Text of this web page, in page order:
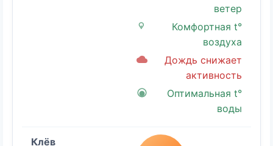
ветер
Комфортная t°
воздуха
Дождь снижает
активность
Оптимальная t°
воды